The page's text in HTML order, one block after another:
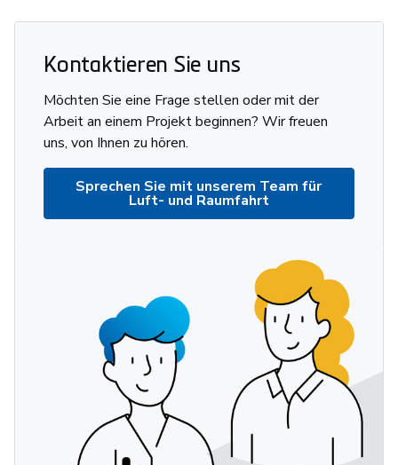
Kontaktieren Sie uns
Möchten Sie eine Frage stellen oder mit der
Arbeit an einem Projekt beginnen? Wir freuen
uns, von Ihnen zu hören.
Sprechen Sie mit unserem Team für
Luft- und Raumfahrt